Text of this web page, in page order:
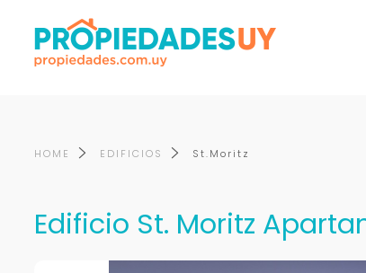
HOME EDIFICIOS St.Moritz
Edificio St. Moritz